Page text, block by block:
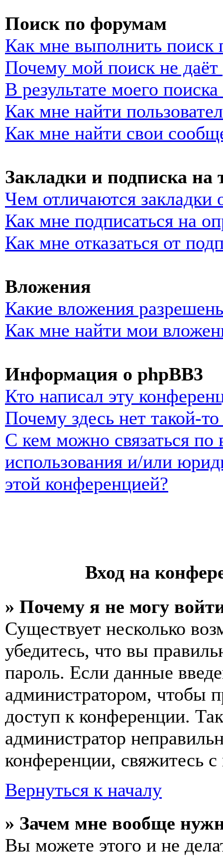
Поиск по форумам
Как мне выполнить
Почему мой поиск не даёт
В результате моего
Как мне найти
Как мне найти свои
Закладки и подписка на
Чем отличаются закладки
Как мне подписаться на
Как мне отказаться от
Вложения
Какие вложения
Как мне найти мои
Информация о phpBB3
Кто написал эту
Почему здесь нет такой-
С кем можно связаться по
использования и/или
этой конференцией?
Вход на
» Почему я не могу
Существует несколько
убедитесь, что вы
пароль. Если данные
администратором, чтобы
доступ к конференции.
администратор
конференции, свяжитесь
Вернуться к началу
» Зачем мне вообще
Вы можете этого и не